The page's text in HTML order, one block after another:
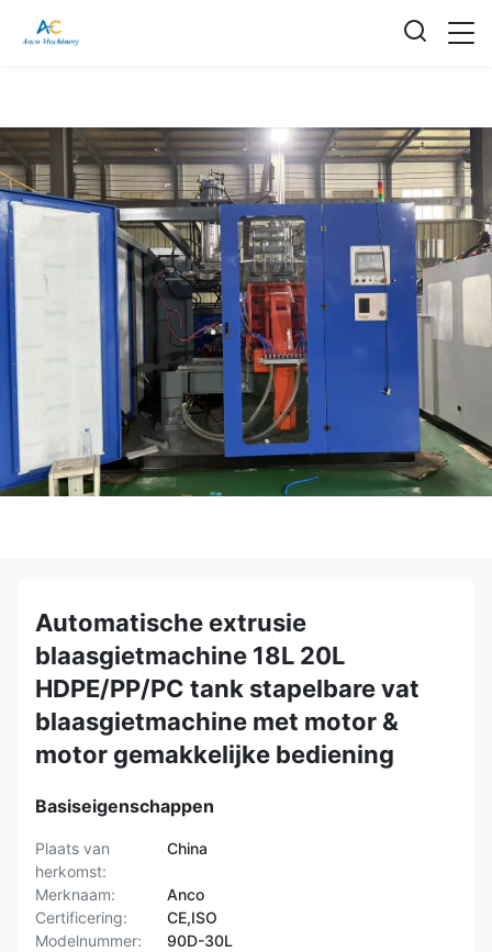
Automatische extrusie
blaasgietmachine 18L 20L
HDPE/PP/PC tank stapelbare vat
blaasgietmachine met motor &
motor gemakkelijke bediening
Basiseigenschappen
Plaats van
herkomst:
China
Merknaam:
Anco
Certificering:
CE,ISO
Modelnummer:
90D-30L